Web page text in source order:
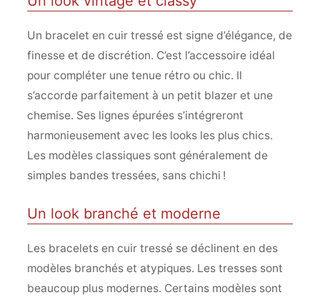
Un bracelet en cuir tressé est signe d’élégance, de
finesse et de discrétion. C’est l’accessoire idéal
pour compléter une tenue rétro ou chic. Il
s’accorde parfaitement à un petit blazer et une
chemise. Ses lignes épurées s’intégreront
harmonieusement avec les looks les plus chics.
Les modèles classiques sont généralement de
simples bandes tressées, sans chichi !
Un look branché et moderne
Les bracelets en cuir tressé se déclinent en des
modèles branchés et atypiques. Les tresses sont
beaucoup plus modernes. Certains modèles sont